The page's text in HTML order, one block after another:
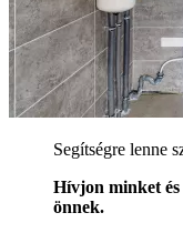
Segítségre lenne
Hívjon minket és
önnek.